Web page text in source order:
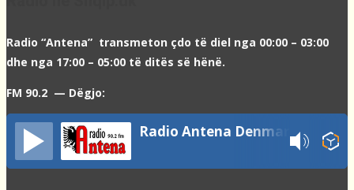
Radio “Antena” transmeton çdo të diel nga 00:00 – 03:00
dhe nga 17:00 – 05:00 të ditës së hënë.
FM 90.2 — Dëgjo:
Radio Antena Denmark